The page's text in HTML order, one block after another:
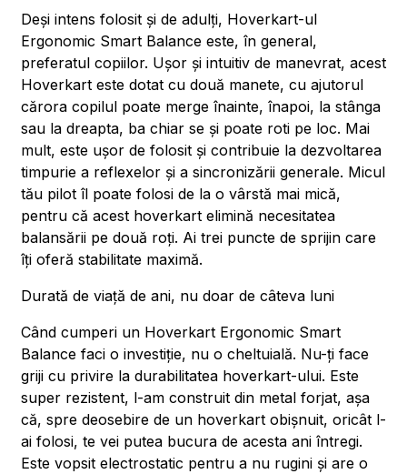
Deși intens folosit și de adulți, Hoverkart-ul
Ergonomic Smart Balance este, în general,
preferatul copiilor. Ușor și intuitiv de manevrat, acest
Hoverkart este dotat cu două manete, cu ajutorul
cărora copilul poate merge înainte, înapoi, la stânga
sau la dreapta, ba chiar se și poate roti pe loc. Mai
mult, este ușor de folosit și contribuie la dezvoltarea
timpurie a reflexelor și a sincronizării generale. Micul
tău pilot îl poate folosi de la o vârstă mai mică,
pentru că acest hoverkart elimină necesitatea
balansării pe două roți. Ai trei puncte de sprijin care
îți oferă stabilitate maximă.
Durată de viață de ani, nu doar de câteva luni
Când cumperi un Hoverkart Ergonomic Smart
Balance faci o investiție, nu o cheltuială. Nu-ți face
griji cu privire la durabilitatea hoverkart-ului. Este
super rezistent, l-am construit din metal forjat, așa
că, spre deosebire de un hoverkart obișnuit, oricât l-
ai folosi, te vei putea bucura de acesta ani întregi.
Este vopsit electrostatic pentru a nu rugini și are o